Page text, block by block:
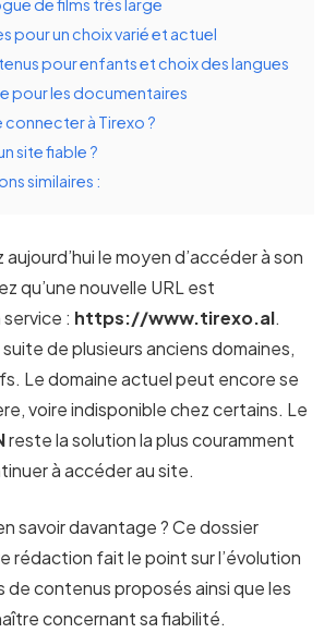
de films très large
pour un choix varié et actuel
pour enfants et choix des langues
pour les documentaires
à Tirexo ?
site fiable ?
similaires :
le moyen d’accéder à son
qu’une nouvelle URL est
: https://www.tirexo.al.
de plusieurs anciens domaines,
Le domaine actuel peut encore se
voire indisponible chez certains. Le
reste la solution la plus couramment
à accéder au site.
savoir davantage ? Ce dossier
rédaction fait le point sur l’évolution
de contenus proposés ainsi que les
concernant sa fiabilité.